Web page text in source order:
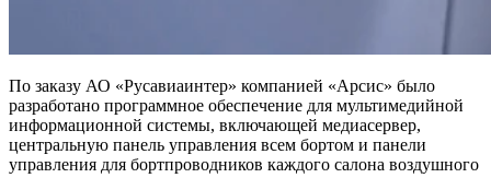
По заказу АО «Русавиаинтер» компанией «Арсис» было
разработано программное обеспечение для мультимедийной
информационной системы, включающей медиасервер,
центральную панель управления всем бортом и панели
управления для бортпроводников каждого салона воздушного